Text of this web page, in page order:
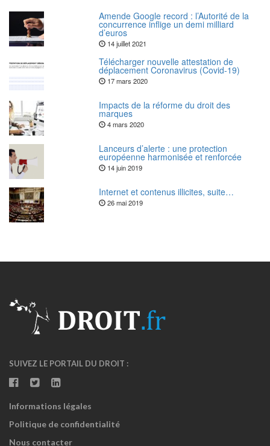
Amende Google record : l’Autorité de la
concurrence inflige un demi milliard
d’euros
14 juillet 2021
Télécharger nouvelle attestation de
déplacement Coronavirus (Covid-19)
17 mars 2020
Impacts de la réforme du droit des
marques
4 mars 2020
Lanceurs d’alerte : une protection
européenne harmonisée et renforcée
14 juin 2019
Internet et contenus illicites, suite…
26 mai 2019
SUIVEZ LE PORTAIL DU DROIT :
Informations légales
Politique de confidentialité
Nous contacter